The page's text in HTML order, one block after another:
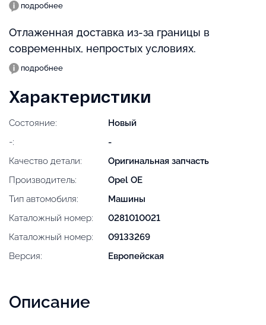
подробнее
Отлаженная доставка из-за границы в
современных, непростых условиях.
подробнее
Характеристики
Состояние:
Новый
-:
-
Качество детали:
Оригинальная запчасть
Производитель:
Opel OE
Тип автомобиля:
Машины
Каталожный номер:
0281010021
Каталожный номер:
09133269
Версия:
Европейская
Описание